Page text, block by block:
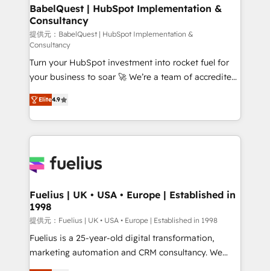
Boutique 'Elite' team of 12 • 150+ clients across Sales
Hub, Marketing Hub, Service Hub, Data Hub and
CMS • ISO/IEC 27001:2022, ISO 9001:2015, and ISO
42001:2023 certified - the AI management standard •
GuardHub: our AI governance framework, built on
ISO 42001 Ready for the next step? Click the 👈
'𝗖𝗼𝗻𝘁𝗮𝗰𝘁 𝗯𝘂𝘀𝗶𝗻𝗲𝘀𝘀' button to get in touch (𝘸𝘦'𝘳𝘦
𝘴𝘶𝘱𝘦𝘳 𝘳𝘦𝘴𝘱𝘰𝘯𝘴𝘪𝘷𝘦)
BabelQuest | HubSpot Implementation &
Consultancy
提供元：BabelQuest | HubSpot Implementation &
Consultancy
Turn your HubSpot investment into rocket fuel for
your business to soar 🚀 We’re a team of accredited
HubSpot experts ready to help you. We can
implement the platform into complex business
environments, optimise what you've got and make
sure you can actually use it, build your website in
for you and execute it on HubSpot. We are on the
framework, meaning we've been accredited by
HubSpot and vetted by the CCS, which means we
can support public sector companies as well the
other ones listed in our profile. Our services: -
HubSpot implementation - HubSpot CMS website
Elite4.9
Fuelius | UK • USA • Europe | Established in
1998
提供元：Fuelius | UK • USA • Europe | Established in 1998
Fuelius is a 25-year-old digital transformation,
marketing automation and CRM consultancy. We
enable mid-market and enterprise clients to